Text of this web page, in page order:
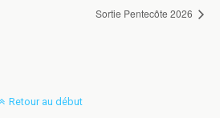
Sortie Pentecôte 2026
Retour au début